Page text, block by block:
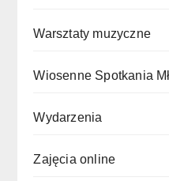
Warsztaty muzyczne
Wiosenne Spotkania
Wydarzenia
Zajęcia online